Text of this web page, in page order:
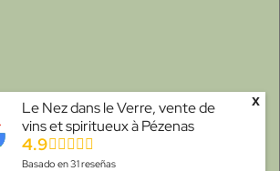
Le Nez dans le Verre, vente de
vins et spiritueux à Pézenas
4.9
Basado en31reseñas
x